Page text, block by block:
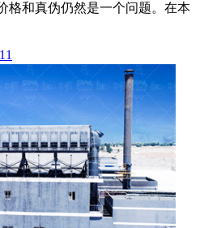
格和真伪仍然是一个问题。在本